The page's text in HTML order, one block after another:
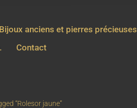
Bijoux anciens et pierres précieuses
Contact
“Rolesor jaune”